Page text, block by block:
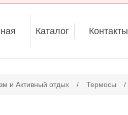
Каталог Контакты
и Активный отдых / Термосы /